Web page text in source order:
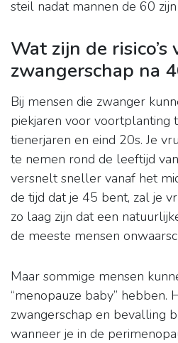
steil nadat mannen de 60
Wat zijn de risico’s
zwangerschap na
Bij mensen die zwanger
piekjaren voor voortplanting
tienerjaren en eind 20s. Je
te nemen rond de leeftijd
versnelt sneller vanaf het
de tijd dat je 45 bent, zal je
zo laag zijn dat een
de meeste mensen
Maar sommige mensen
“menopauze baby” hebben.
zwangerschap en bevalling
wanneer je in de